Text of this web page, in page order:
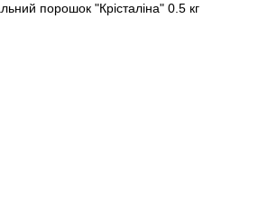
порошок "Крісталіна" 0.5 кг